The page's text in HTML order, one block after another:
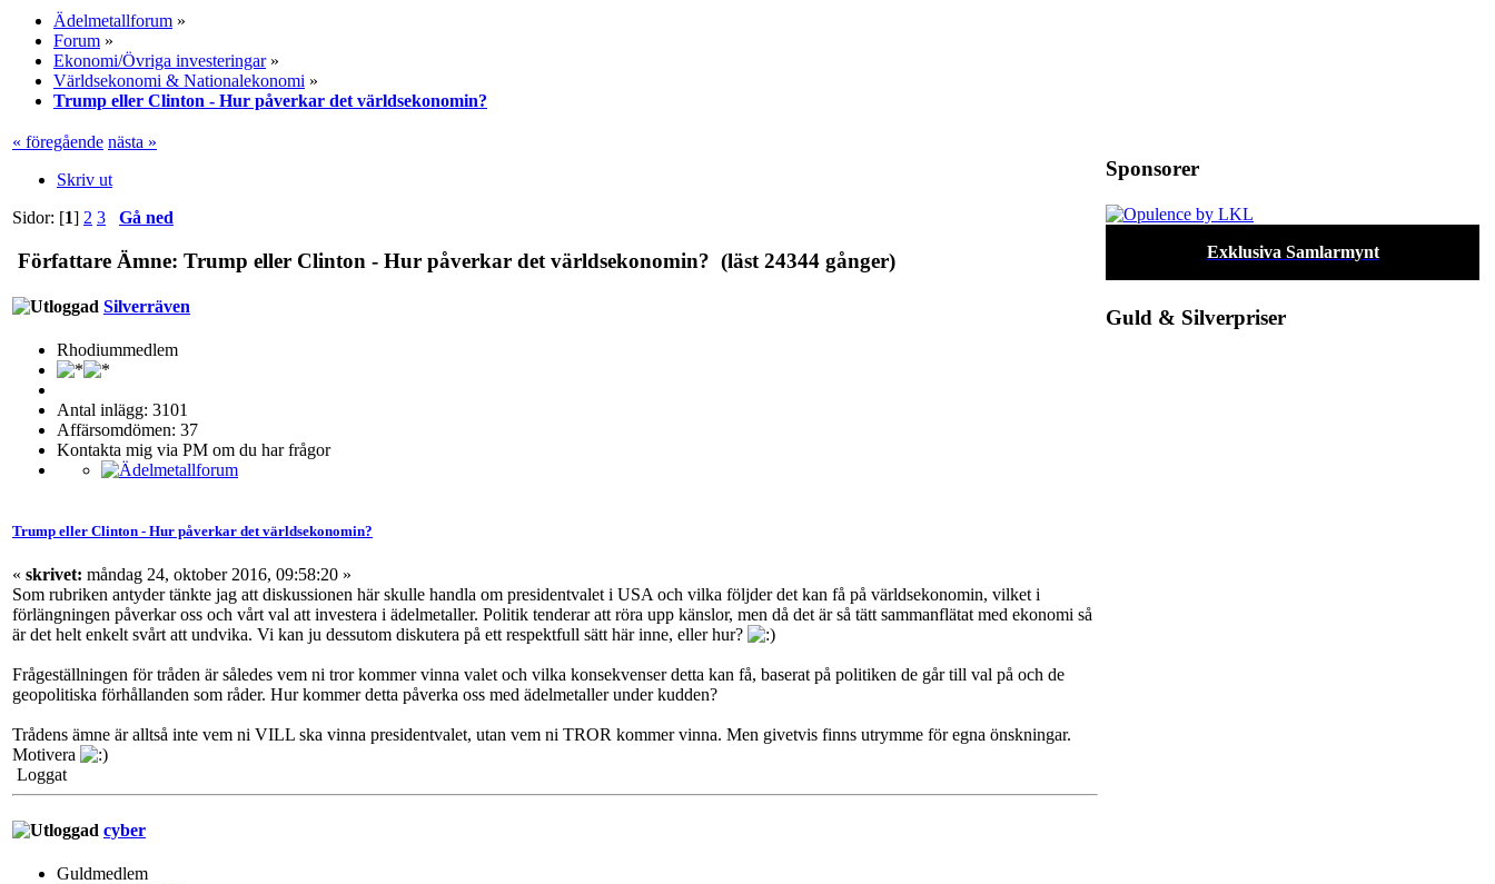
Ädelmetallforum »
Forum »
Ekonomi/Övriga investeringar»
Världsekonomi & Nationalekonomi »
Trump eller Clinton - Hur påverkar det världsekonomin?
« föregående nästa »
Skriv ut
Sidor: [1] 2 3 Gå ned
Författare Ämne: Trump eller Clinton - Hur påverkar det världsekonomin? (läst 24344 gånger)
Silverräven
Rhodiummedlem
Antal inlägg: 3101
Affärsomdömen: 37
Kontakta mig via PM om du har frågor
Trump eller Clinton - Hur påverkar det världsekonomin?
« skrivet: måndag 24, oktober 2016, 09:58:20 »
Som rubriken antyder tänkte jag att diskussionen här skulle handla om presidentvalet i USA och vilka följder det kan få på världsekonomin, vilket i
förlängningen påverkar oss och vårt val att investera i ädelmetaller. Politik tenderar att röra upp känslor, men då det är så tätt sammanflätat med ekonomi så
är det helt enkelt svårt att undvika. Vi kan ju dessutom diskutera på ett respektfull sätt här inne, eller hur?
Frågeställningen för tråden är således vem ni tror kommer vinna valet och vilka konsekvenser detta kan få, baserat på politiken de går till val på och de
geopolitiska förhållanden som råder. Hur kommer detta påverka oss med ädelmetaller under kudden?
Trådens ämne är alltså inte vem ni VILL ska vinna presidentvalet, utan vem ni TROR kommer vinna. Men givetvis finns utrymme för egna önskningar.
Motivera
Loggat
cyber
Guldmedlem
Sponsorer
Exklusiva Samlarmynt
Guld & Silverpriser